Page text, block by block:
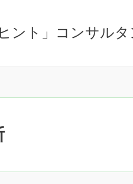
ント」コンサル